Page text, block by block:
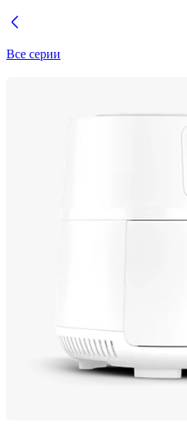
Все серии